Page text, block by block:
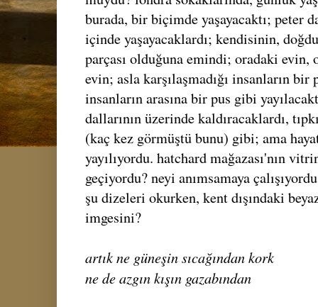
burada, bir biçimde yaşayacaktı; peter
içinde yaşayacaklardı; kendisinin,
parçası olduğuna emindi; oradaki evin,
evin; asla karşılaşmadığı insanların bir
insanların arasına bir pus gibi
dallarının üzerinde kaldıracaklardı,
(kaç kez görmüştü bunu) gibi; ama
yayılıyordu. hatchard mağazası'nın
geçiyordu? neyi anımsamaya
şu dizeleri okurken, kent dışındaki
imgesini?
artık ne güneşin sıcağından kork
ne de azgın kışın gazabından